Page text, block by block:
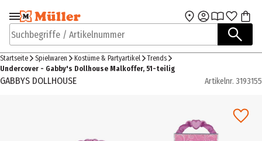
Zur Navigation
springen
Zum Hauptinhalt
Suchbegriffe / Artikelnummer
Startseite Spielwaren Kostüme & Partyartikel
Trends
Undercover - Gabby's Dollhouse Malkoffer, 51-teilig
GABBYS DOLLHOUSE Artikelnr. 3193155